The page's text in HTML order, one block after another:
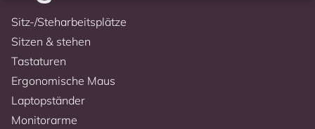
Sitz-/Steharbeitsplätze
Sitzen & stehen
Tastaturen
Ergonomische Maus
Laptopständer
Monitorarme